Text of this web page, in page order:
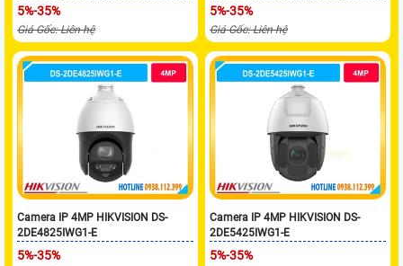
5%-35%
Giá Gốc: Liên hệ
5%-35%
Giá Gốc: Liên hệ
Camera IP 4MP HIKVISION DS-
2DE4825IWG1-E
5%-35%
Camera IP 4MP HIKVISION DS-
2DE5425IWG1-E
5%-35%